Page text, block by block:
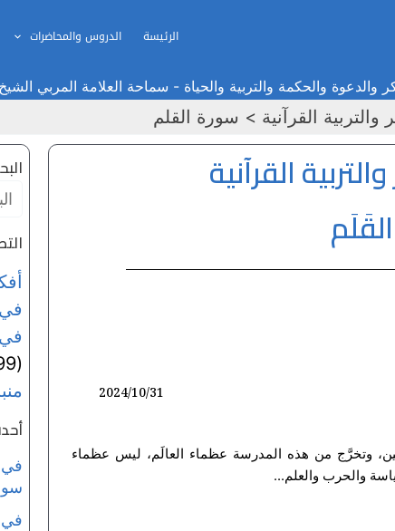
الرئيسة الدروس والمحاضرات
والدعوة والحكمة والتربية والحياة - سماحة العلامة المربي
القرآنية سورة القلم
القرآنية
وتخرَّج من هذه المدرسة عظماء العالَم، ليس عظماء
والحرب والعلم...
2024/10/31
في
(199)
في
في